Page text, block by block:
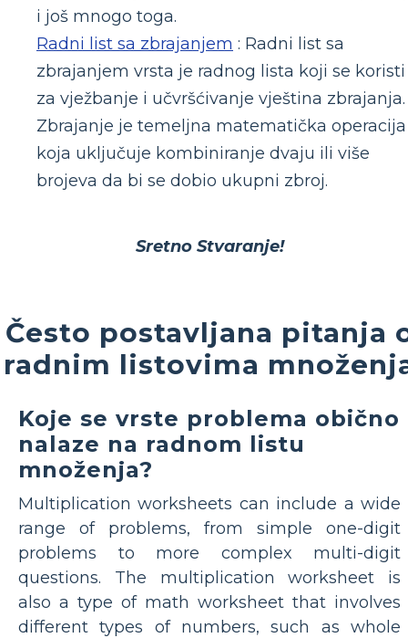
i još mnogo toga.
Radni list sa zbrajanjem : Radni list sa
zbrajanjem vrsta je radnog lista koji se koristi
za vježbanje i učvršćivanje vještina zbrajanja.
Zbrajanje je temeljna matematička operacija
koja uključuje kombiniranje dvaju ili više
brojeva da bi se dobio ukupni zbroj.
Sretno Stvaranje!
Često postavljana pitanja
radnim listovima
Koje se vrste problema obično
nalaze na radnom listu
množenja?
Multiplication worksheets can include a wide
range of problems, from simple one-digit
problems to more complex multi-digit
questions. The multiplication worksheet is
also a type of math worksheet that involves
different types of numbers, such as whole